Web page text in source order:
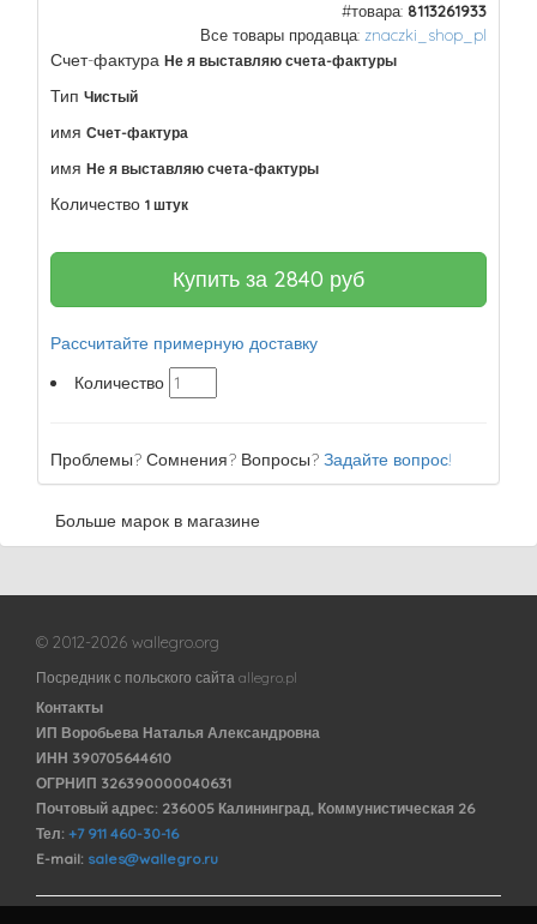
#товара: 8113261933
Все товары продавца: znaczki_shop_pl
Счет-фактура Не я выставляю счета-фактуры
Тип Чистый
имя Счет-фактура
имя Не я выставляю счета-фактуры
Количество 1 штук
Купить за 2840 руб
Рассчитайте примерную доставку
Количество
Проблемы? Сомнения? Вопросы? Задайте вопрос!
Больше марок в магазине
© 2012-2026 wallegro.org
Посредник с польского сайта allegro.pl
Контакты
ИП Воробьева Наталья Александровна
ИНН 390705644610
ОГРНИП 326390000040631
Почтовый адрес: 236005 Калининград, Коммунистическая 26
Тел: +7 911 460-30-16
E-mail: sales@wallegro.ru